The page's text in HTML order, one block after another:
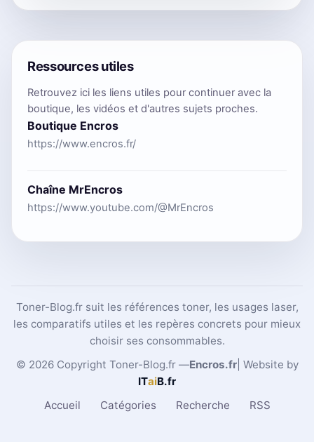
Ressources utiles
Retrouvez ici les liens utiles pour continuer avec la
boutique, les vidéos et d'autres sujets proches.
Boutique Encros
https://www.encros.fr/
Chaîne MrEncros
https://www.youtube.com/@MrEncros
Toner-Blog.fr suit les références toner, les usages laser,
les comparatifs utiles et les repères concrets pour mieux
choisir ses consommables.
© 2026 Copyright Toner-Blog.fr —Encros.fr| Website by
ITaiB.fr
Accueil
Catégories Recherche RSS